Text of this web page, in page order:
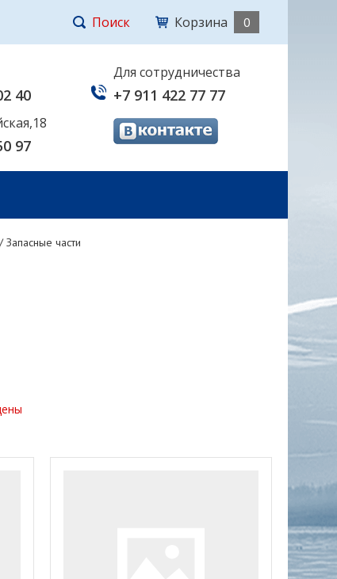
Поиск Корзина 0
40
97
Для сотрудничества
+7 911 422 77 77
/Запасные части